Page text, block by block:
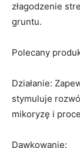
złagodzenie
gruntu.
Polecany
Działanie:
stymuluje
mikoryzę i
Dawkowanie: